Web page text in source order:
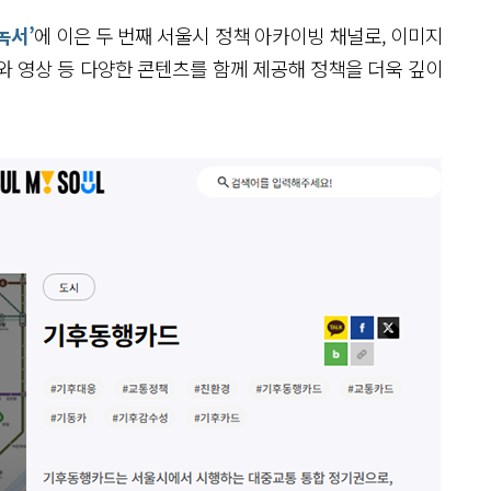
서’에 이은 두 번째 서울시 정책 아카이빙 채널로, 이미지
영상 등 다양한 콘텐츠를 함께 제공해 정책을 더욱 깊이